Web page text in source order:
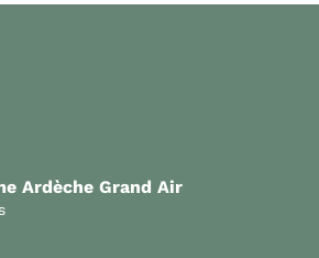
Ardèche Grand Air